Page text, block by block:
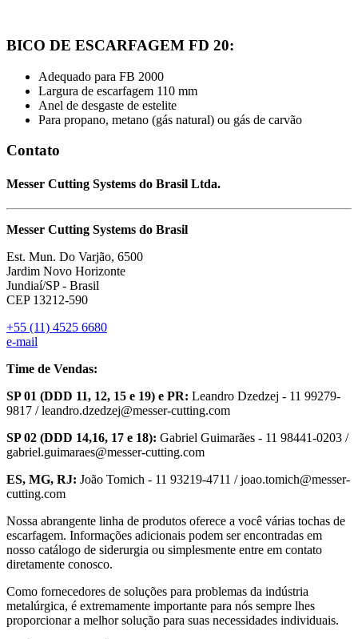
BICO DE ESCARFAGEM FD 20:
Adequado para FB 2000
Largura de escarfagem 110 mm
Anel de desgaste de estelite
Para propano, metano (gás natural) ou gás de carvão
Contato
Messer Cutting Systems do Brasil Ltda.
Messer Cutting Systems do Brasil
Est. Mun. Do Varjão, 6500
Jardim Novo Horizonte
Jundiaí/SP - Brasil
CEP 13212-590
+55 (11) 4525 6680
e-mail
Time de Vendas:
SP 01 (DDD 11, 12, 15 e 19) e PR: Leandro Dzedzej - 11 99279-
9817 / leandro.dzedzej@messer-cutting.com
SP 02 (DDD 14,16, 17 e 18): Gabriel Guimarães - 11 98441-0203 /
gabriel.guimaraes@messer-cutting.com
ES, MG, RJ: João Tomich - 11 93219-4711 / joao.tomich@messer-
cutting.com
Nossa abrangente linha de produtos oferece a você várias tochas de
escarfagem. Informações adicionais podem ser encontradas em
nosso catálogo de siderurgia ou simplesmente entre em contato
diretamente conosco.
Como fornecedores de soluções para problemas da indústria
metalúrgica, é extremamente importante para nós sempre lhes
proporcionar a melhor solução para suas necessidades individuais.